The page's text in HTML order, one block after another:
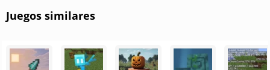
Juegos similares